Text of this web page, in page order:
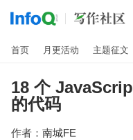
首页 月更活动 主题征文
18 个
的代码
作者： 南城FE